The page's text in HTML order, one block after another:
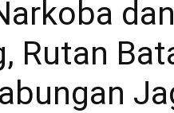
Rutan